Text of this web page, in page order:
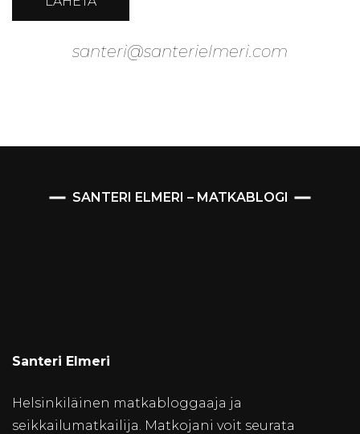
santeri@santerielmeri.com
SANTERI ELMERI – MATKABLOGI
Santeri Elmeri
Helsinkiläinen matkabloggaaja ja
seikkailumatkailija. Matkojani voit seurata